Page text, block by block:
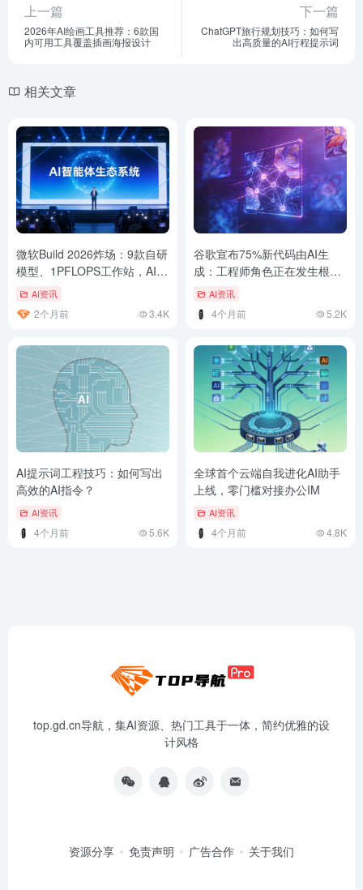
上一篇
2026年AI绘画工具推荐：6款国
内可用工具覆盖插画海报设计
下一篇
ChatGPT旅行规划技巧：如何写
出高质量的AI行程提示词
相关文章
微软Build 2026炸场：9款自研
模型、1PFLOPS工作站，AI新
纪元开启
AI资讯
2个月前 3.4K
谷歌宣布75%新代码由AI生
成：工程师角色正在发生根本
性转变
AI资讯
4个月前 5.2K
AI提示词工程技巧：如何写出
高效的AI指令？
AI资讯
4个月前 5.6K
全球首个云端自我进化AI助手
上线，零门槛对接办公IM
AI资讯
4个月前 4.8K
top.gd.cn导航，集AI资源、热门工具于一体，简约优雅的设
计风格
资源分享 免责声明 广告合作 关于我们